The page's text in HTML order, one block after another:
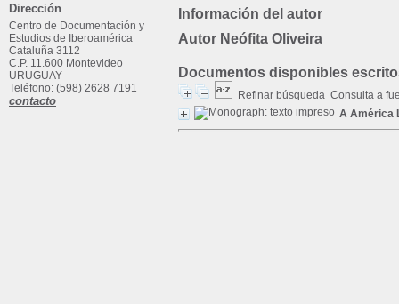
Información del autor
Autor Neófita Oliveira
Documentos disponibles
Refinar búsqueda Consulta a
A América
Dirección
Centro de Documentación y
Estudios de Iberoamérica
Cataluña 3112
C.P. 11.600 Montevideo
URUGUAY
Teléfono: (598) 2628 7191
contacto